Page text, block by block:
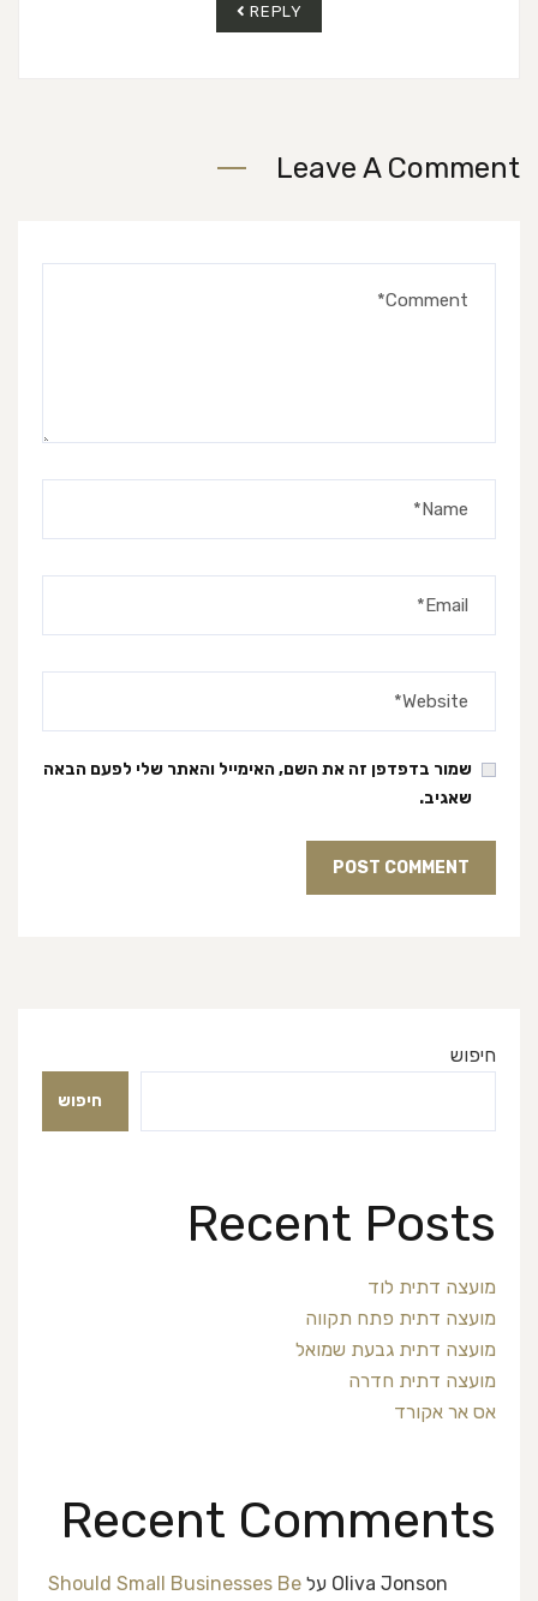
REPLY
Leave A Comment
שמור בדפדפן זה את השם, האימייל והאתר שלי לפעם הבאה
שאגיב.
חיפוש
חיפוש
Recent Posts
מועצה דתית לוד
מועצה דתית פתח תקווה
מועצה דתית גבעת שמואל
מועצה דתית חדרה
אס אר אקורד
Recent Comments
Oliva Jonson על Should Small Businesses Be